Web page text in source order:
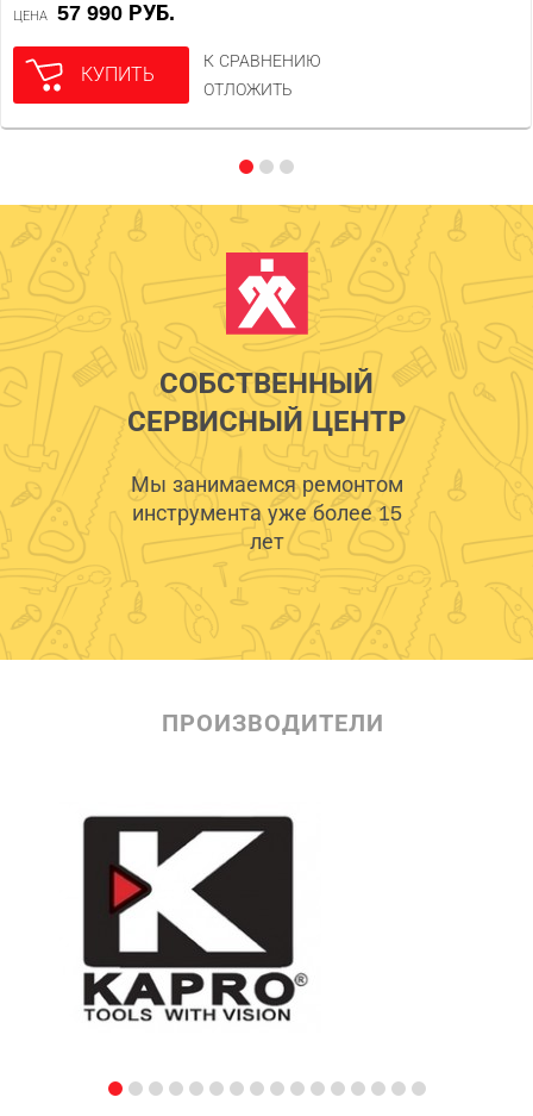
ЦЕНА 57 990 РУБ.
КУПИТЬ
К СРАВНЕНИЮ
ОТЛОЖИТЬ
СОБСТВЕННЫЙ
СЕРВИСНЫЙ ЦЕНТР
Мы занимаемся ремонтом
инструмента уже более 15
лет
ПРОИЗВОДИТЕЛИ